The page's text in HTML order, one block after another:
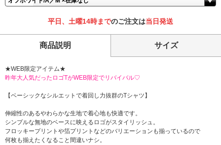
平日、土曜14時までのご注文は当日発送
商品説明 サイズ
★WEB限定アイテム★
昨年大人気だったロゴTがWEB限定でリバイバル♡
【ベーシックなシルエットで着回し力抜群のTシャツ】
伸縮性のあるやわらかな生地で着心地も快適です。
シンプルな無地のベースに映えるロゴがスタイリッシュ。
フロッキープリントや箔プリントなどのバリエーションも揃っているので
何枚も揃えたくなること間違いナシ。